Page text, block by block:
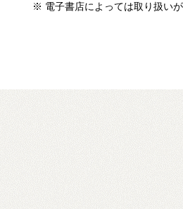
※ 電子書店によっては取り扱い